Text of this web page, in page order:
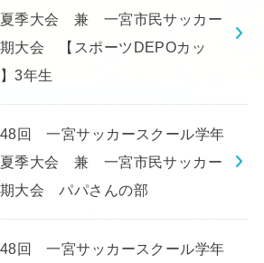
季大会 兼 一宮市民サッカー
大会 【スポーツDEPOカッ
3年生
回 一宮サッカースクール学年
季大会 兼 一宮市民サッカー
大会 パパさんの部
回 一宮サッカースクール学年